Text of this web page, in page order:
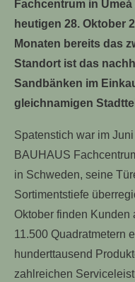
Fachcentrum in
heutigen 28. Oktober
Monaten bereits das
Standort ist das
Sandbänken im
gleichnamigen
Spatenstich war im
BAUHAUS
in Schweden, seine
Sortimentstiefe
Oktober finden Kunden
11.500 Quadratmetern
hunderttausend
zahlreichen